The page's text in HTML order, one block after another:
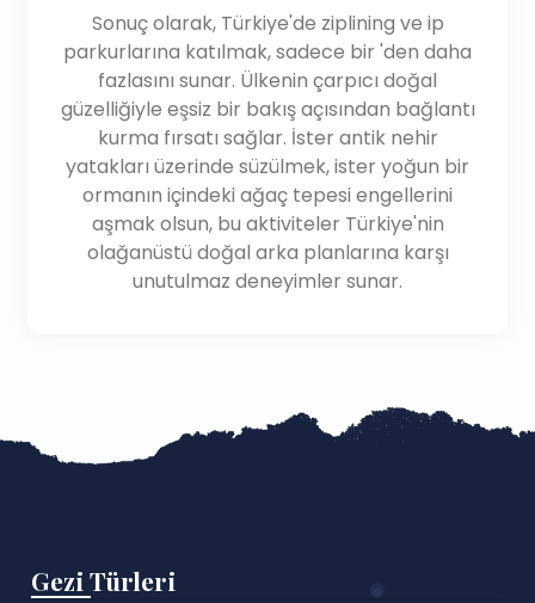
Sonuç olarak, Türkiye'de ziplining ve ip
parkurlarına katılmak, sadece bir 'den daha
fazlasını sunar. Ülkenin çarpıcı doğal
güzelliğiyle eşsiz bir bakış açısından bağlantı
kurma fırsatı sağlar. İster antik nehir
yatakları üzerinde süzülmek, ister yoğun bir
ormanın içindeki ağaç tepesi engellerini
aşmak olsun, bu aktiviteler Türkiye'nin
olağanüstü doğal arka planlarına karşı
unutulmaz deneyimler sunar.
Gezi Türleri